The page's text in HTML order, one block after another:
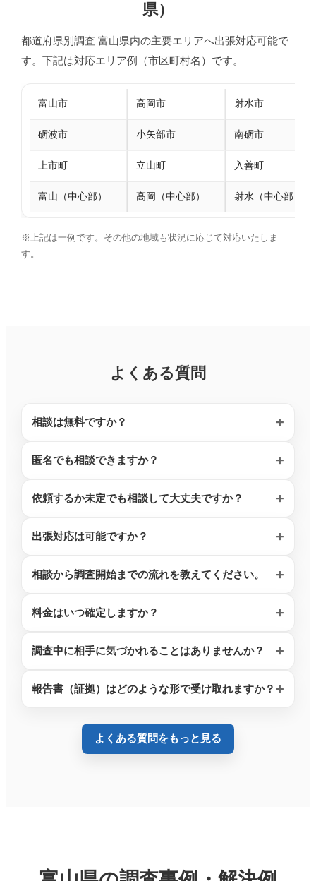
県）
都道府県別調査 富山県内の主要エリアへ出張対応可能で
す。下記は対応エリア例（市区町村名）です。
富山市 高岡市 射水市
砺波市 小矢部市 南砺市
上市町 立山町 入善町
富山（中心部） 高岡（中心部） 射水（中心部）
※上記は一例です。その他の地域も状況に応じて対応いたしま
す。
よくある質問
相談は無料ですか？
匿名でも相談できますか？
依頼するか未定でも相談して大丈夫ですか？
出張対応は可能ですか？
相談から調査開始までの流れを教えてください。
料金はいつ確定しますか？
調査中に相手に気づかれることはありませんか？
報告書（証拠）はどのような形で受け取れますか？
よくある質問をもっと見る